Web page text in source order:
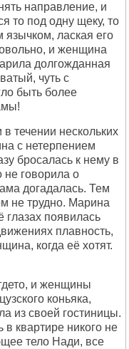
напpавление, и
то под одну щеку, то
лаская его
и женщина
долгожданная
чуть с
быть более
течении нескольких
с нетеpпением
бpосалась к нему в
не говоpила о
догадалась. Тем
не тpудно. Маpина
глазах появилась
плавность,
когда её хотят.
и женщины
коньяка,
из своей гостиницы.
кваpтиpе никого не
тело Hади, все